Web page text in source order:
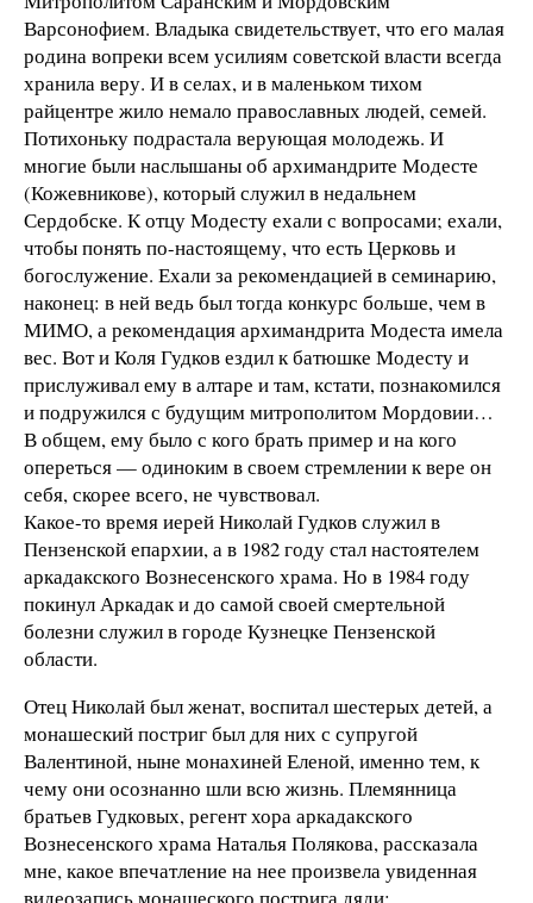
Варсонофием. Владыка свидетельствует, что его малая
родина вопреки всем усилиям советской власти всегда
хранила веру. И в селах, и в маленьком тихом
райцентре жило немало православных людей, семей.
Потихоньку подрастала верующая молодежь. И
многие были наслышаны об архимандрите Модесте
(Кожевникове), который служил в недальнем
Сердобске. К отцу Модесту ехали с вопросами; ехали,
чтобы понять по-настоящему, что есть Церковь и
богослужение. Ехали за рекомендацией в семинарию,
наконец: в ней ведь был тогда конкурс больше, чем в
МИМО, а рекомендация архимандрита Модеста имела
вес. Вот и Коля Гудков ездил к батюшке Модесту и
прислуживал ему в алтаре и там, кстати, познакомился
и подружился с будущим митрополитом Мордовии…
В общем, ему было с кого брать пример и на кого
опереться — одиноким в своем стремлении к вере он
себя, скорее всего, не чувствовал.
Какое-то время иерей Николай Гудков служил в
Пензенской епархии, а в 1982 году стал настоятелем
аркадакского Вознесенского храма. Но в 1984 году
покинул Аркадак и до самой своей смертельной
болезни служил в городе Кузнецке Пензенской
области.
Отец Николай был женат, воспитал шестерых детей, а
монашеский постриг был для них с супругой
Валентиной, ныне монахиней Еленой, именно тем, к
чему они осознанно шли всю жизнь. Племянница
братьев Гудковых, регент хора аркадакского
Вознесенского храма Наталья Полякова, рассказала
мне, какое впечатление на нее произвела увиденная